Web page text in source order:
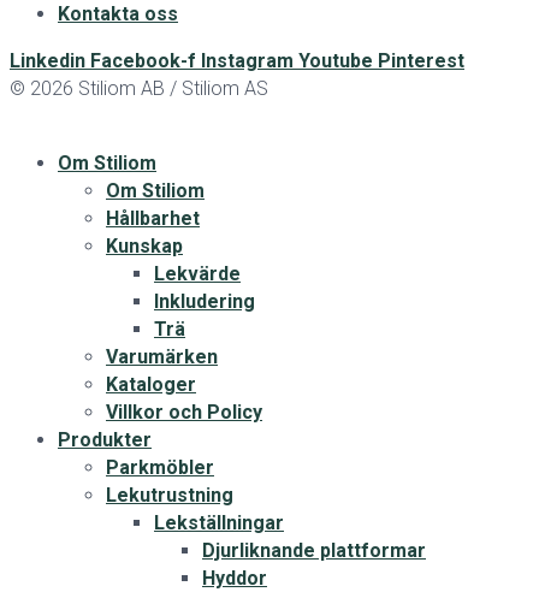
Kontakta oss
Linkedin Facebook-f Instagram Youtube Pinterest
© 2026 Stiliom AB / Stiliom AS
Om Stiliom
Om Stiliom
Hållbarhet
Kunskap
Lekvärde
Inkludering
Trä
Varumärken
Kataloger
Villkor och Policy
Produkter
Parkmöbler
Lekutrustning
Lekställningar
Djurliknande plattformar
Hyddor